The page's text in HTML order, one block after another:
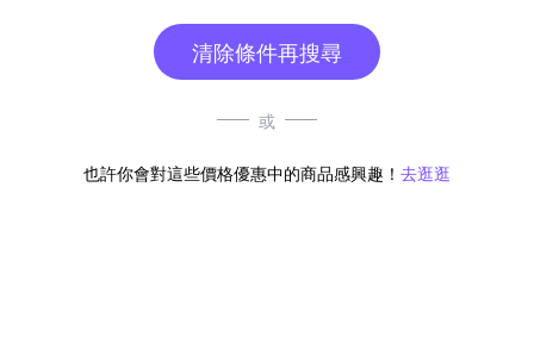
清除條件再搜尋
或
也許你會對這些價格優惠中的商品感興趣！ 去逛逛